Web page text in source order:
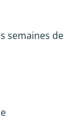
semaines de